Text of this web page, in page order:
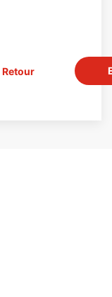
Retour